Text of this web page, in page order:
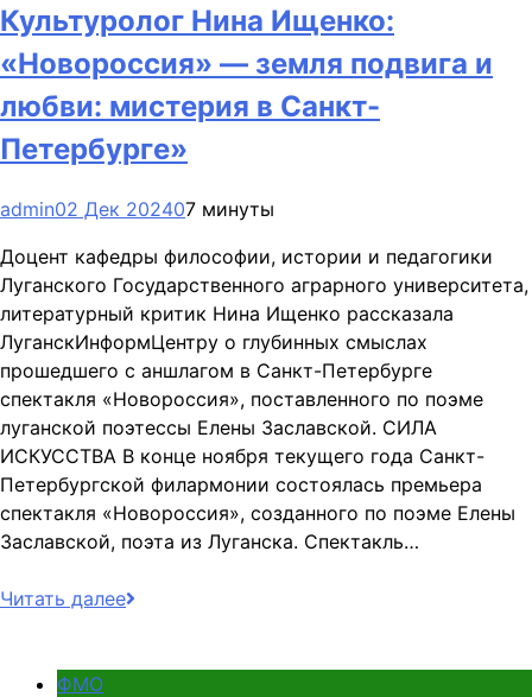
Культуролог Нина Ищенко:
«Новороссия» — земля подвига и
любви: мистерия в Санкт-
Петербурге»
admin02 Дек 202407 минуты
Доцент кафедры философии, истории и педагогики
Луганского Государственного аграрного университета,
литературный критик Нина Ищенко рассказала
ЛуганскИнформЦентру о глубинных смыслах
прошедшего с аншлагом в Санкт-Петербурге
спектакля «Новороссия», поставленного по поэме
луганской поэтессы Елены Заславской. СИЛА
ИСКУССТВА В конце ноября текущего года Санкт-
Петербургской филармонии состоялась премьера
спектакля «Новороссия», созданного по поэме Елены
Заславской, поэта из Луганска. Спектакль…
Читать далее
ФМО